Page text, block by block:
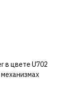
в цвете U702